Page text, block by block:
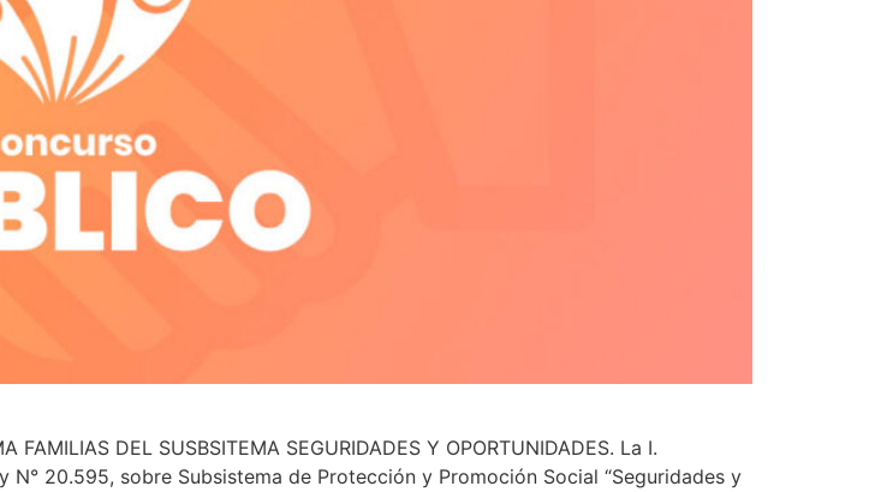
FAMILIAS DEL SUSBSITEMA SEGURIDADES Y OPORTUNIDADES. La I.
20.595, sobre Subsistema de Protección y Promoción Social “Seguridades y